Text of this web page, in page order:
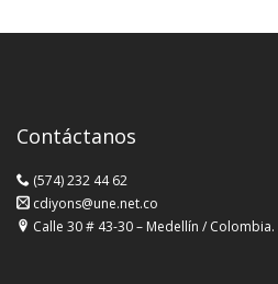
Contáctanos
(574) 232 44 62
cdiyons@une.net.co
Calle 30 # 43-30 – Medellín / Colombia.